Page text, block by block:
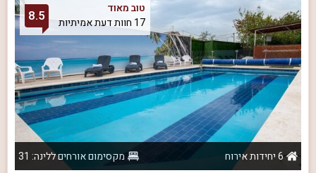
טוב מאוד
17 חוות דעת אמיתיות
8.5
6 יחידות אירוח
מקסימום אורחים ללינה: 31